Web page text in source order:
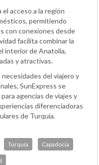
el acceso a la región
permitiendo
con conexiones desde
facilita combinar la
interior de Anatolia,
y atractivas.
del viajero y
SunExpress se
agencias de viajes y
diferenciadoras
de Turquía.
Turquía Capadocia